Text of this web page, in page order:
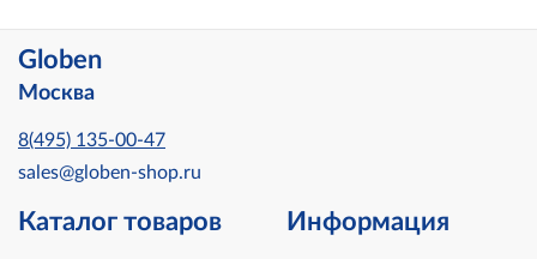
Globen
Москва
8(495) 135-00-47
sales@globen-shop.ru
Каталог товаров Информация